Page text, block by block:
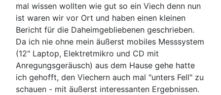
mal wissen wollten wie gut so ein Viech denn nun
ist waren wir vor Ort und haben einen kleinen
Bericht für die Daheimgebliebenen geschrieben.
Da ich nie ohne mein äußerst mobiles Messsystem
(12" Laptop, Elektretmikro und CD mit
Anregungsgeräusch) aus dem Hause gehe hatte
ich gehofft, den Viechern auch mal "unters Fell" zu
schauen - mit äußerst interessanten Ergebnissen.